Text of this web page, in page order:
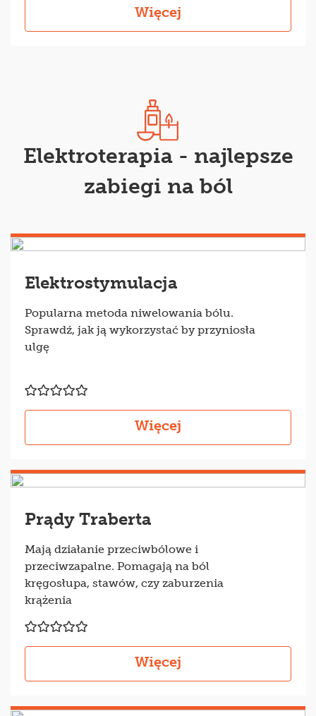
Więcej
Elektroterapia - najlepsze
zabiegi na ból
Elektrostymulacja
Popularna metoda niwelowania bólu.
Sprawdź, jak ją wykorzystać by przyniosła
ulgę
Więcej
Prądy Traberta
Mają działanie przeciwbólowe i
przeciwzapalne. Pomagają na ból
kręgosłupa, stawów, czy zaburzenia
krążenia
Więcej